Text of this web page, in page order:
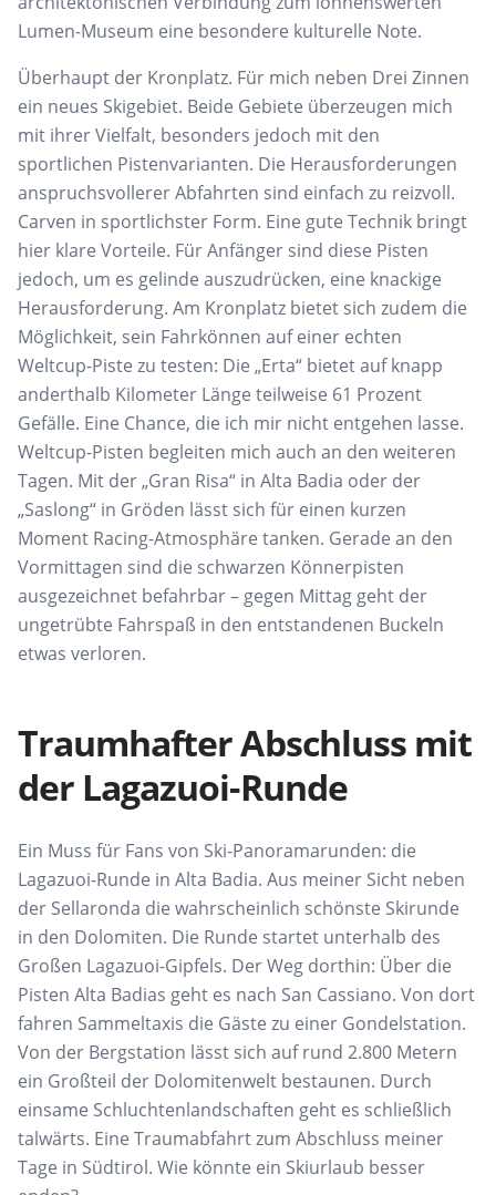
Lumen-Museum eine besondere kulturelle Note.
Überhaupt der Kronplatz. Für mich neben Drei Zinnen
ein neues Skigebiet. Beide Gebiete überzeugen mich
mit ihrer Vielfalt, besonders jedoch mit den
sportlichen Pistenvarianten. Die Herausforderungen
anspruchsvollerer Abfahrten sind einfach zu reizvoll.
Carven in sportlichster Form. Eine gute Technik bringt
hier klare Vorteile. Für Anfänger sind diese Pisten
jedoch, um es gelinde auszudrücken, eine knackige
Herausforderung. Am Kronplatz bietet sich zudem die
Möglichkeit, sein Fahrkönnen auf einer echten
Weltcup-Piste zu testen: Die „Erta“ bietet auf knapp
anderthalb Kilometer Länge teilweise 61 Prozent
Gefälle. Eine Chance, die ich mir nicht entgehen lasse.
Weltcup-Pisten begleiten mich auch an den weiteren
Tagen. Mit der „Gran Risa“ in Alta Badia oder der
„Saslong“ in Gröden lässt sich für einen kurzen
Moment Racing-Atmosphäre tanken. Gerade an den
Vormittagen sind die schwarzen Könnerpisten
ausgezeichnet befahrbar – gegen Mittag geht der
ungetrübte Fahrspaß in den entstandenen Buckeln
etwas verloren.
Traumhafter Abschluss mit
der Lagazuoi-Runde
Ein Muss für Fans von Ski-Panoramarunden: die
Lagazuoi-Runde in Alta Badia. Aus meiner Sicht neben
der Sellaronda die wahrscheinlich schönste Skirunde
in den Dolomiten. Die Runde startet unterhalb des
Großen Lagazuoi-Gipfels. Der Weg dorthin: Über die
Pisten Alta Badias geht es nach San Cassiano. Von dort
fahren Sammeltaxis die Gäste zu einer Gondelstation.
Von der Bergstation lässt sich auf rund 2.800 Metern
ein Großteil der Dolomitenwelt bestaunen. Durch
einsame Schluchtenlandschaften geht es schließlich
talwärts. Eine Traumabfahrt zum Abschluss meiner
Tage in Südtirol. Wie könnte ein Skiurlaub besser